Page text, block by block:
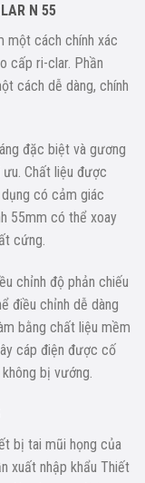
N 55
một cách chính xác
cấp ri-clar. Phần
cách dễ dàng, chính
đặc biệt và gương
Chất liệu được
có cảm giác
55mm có thể xoay
cứng.
chỉnh độ phản chiếu
điều chỉnh dễ dàng
bằng chất liệu mềm
cáp điện được cố
bị vướng.
bị tai mũi họng của
xuất nhập khẩu Thiết